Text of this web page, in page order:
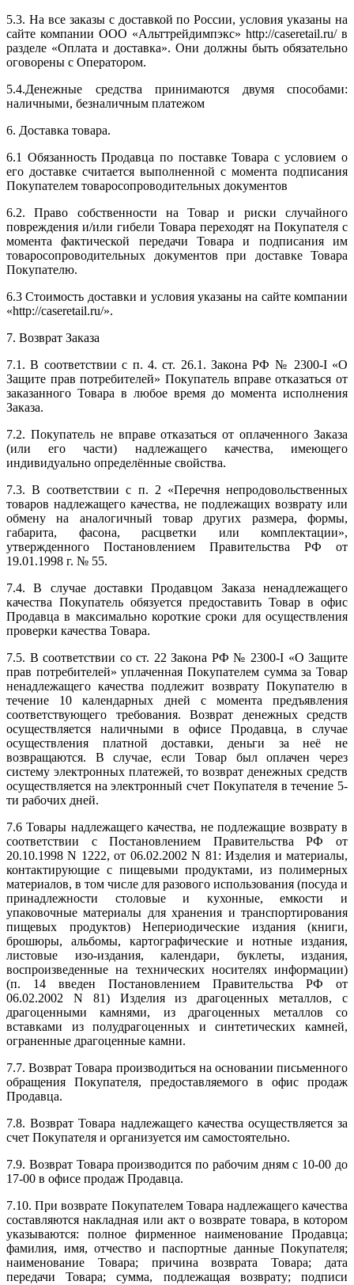
5.3. На все заказы с доставкой по России, условия указаны на
сайте компании ООО «Альттрейдимпэкс» http://caseretail.ru/ в
разделе «Оплата и доставка». Они должны быть обязательно
оговорены с Оператором.
5.4.Денежные средства принимаются двумя способами:
наличными, безналичным платежом
6. Доставка товара.
6.1 Обязанность Продавца по поставке Товара с условием о
его доставке считается выполненной с момента подписания
Покупателем товаросопроводительных документов
6.2. Право собственности на Товар и риски случайного
повреждения и/или гибели Товара переходят на Покупателя с
момента фактической передачи Товара и подписания им
товаросопроводительных документов при доставке Товара
Покупателю.
6.3 Стоимость доставки и условия указаны на сайте компании
«http://caseretail.ru/».
7. Возврат Заказа
7.1. В соответствии с п. 4. ст. 26.1. Закона РФ № 2300-I «О
Защите прав потребителей» Покупатель вправе отказаться от
заказанного Товара в любое время до момента исполнения
Заказа.
7.2. Покупатель не вправе отказаться от оплаченного Заказа
(или его части) надлежащего качества, имеющего
индивидуально определённые свойства.
7.3. В соответствии с п. 2 «Перечня непродовольственных
товаров надлежащего качества, не подлежащих возврату или
обмену на аналогичный товар других размера, формы,
габарита, фасона, расцветки или комплектации»,
утвержденного Постановлением Правительства РФ от
19.01.1998 г. № 55.
7.4. В случае доставки Продавцом Заказа ненадлежащего
качества Покупатель обязуется предоставить Товар в офис
Продавца в максимально короткие сроки для осуществления
проверки качества Товара.
7.5. В соответствии со ст. 22 Закона РФ № 2300-I «О Защите
прав потребителей» уплаченная Покупателем сумма за Товар
ненадлежащего качества подлежит возврату Покупателю в
течение 10 календарных дней с момента предъявления
соответствующего требования. Возврат денежных средств
осуществляется наличными в офисе Продавца, в случае
осуществления платной доставки, деньги за неё не
возвращаются. В случае, если Товар был оплачен через
систему электронных платежей, то возврат денежных средств
осуществляется на электронный счет Покупателя в течение 5-
ти рабочих дней.
7.6 Товары надлежащего качества, не подлежащие возврату в
соответствии с Постановлением Правительства РФ от
20.10.1998 N 1222, от 06.02.2002 N 81: Изделия и материалы,
контактирующие с пищевыми продуктами, из полимерных
материалов, в том числе для разового использования (посуда и
принадлежности столовые и кухонные, емкости и
упаковочные материалы для хранения и транспортирования
пищевых продуктов) Непериодические издания (книги,
брошюры, альбомы, картографические и нотные издания,
листовые изо-издания, календари, буклеты, издания,
воспроизведенные на технических носителях информации)
(п. 14 введен Постановлением Правительства РФ от
06.02.2002 N 81) Изделия из драгоценных металлов, с
драгоценными камнями, из драгоценных металлов со
вставками из полудрагоценных и синтетических камней,
ограненные драгоценные камни.
7.7. Возврат Товара производиться на основании письменного
обращения Покупателя, предоставляемого в офис продаж
Продавца.
7.8. Возврат Товара надлежащего качества осуществляется за
счет Покупателя и организуется им самостоятельно.
7.9. Возврат Товара производится по рабочим дням с 10-00 до
17-00 в офисе продаж Продавца.
7.10. При возврате Покупателем Товара надлежащего качества
составляются накладная или акт о возврате товара, в котором
указываются: полное фирменное наименование Продавца;
фамилия, имя, отчество и паспортные данные Покупателя;
наименование Товара; причина возврата Товара; дата
передачи Товара; сумма, подлежащая возврату; подписи